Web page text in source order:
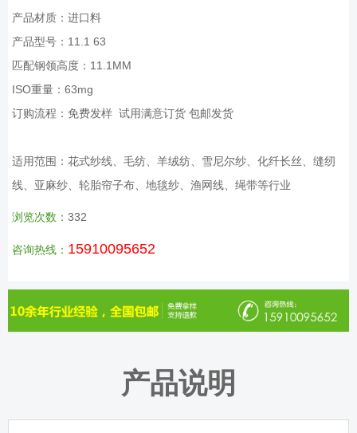
产品材质：进口料
产品型号：11.1 63
匹配钢领高度：11.1MM
ISO重量：63mg
订购流程：免费发样 试用满意订货 包邮发货
适用范围：花式纱线、毛纺、羊绒纺、雪尼尔纱、化纤长丝、缝纫
线、亚麻纱、轮胎帘子布、地毯纱、渔网线、绳带等行业
浏览次数： 332
咨询热线： 15910095652
产品说明